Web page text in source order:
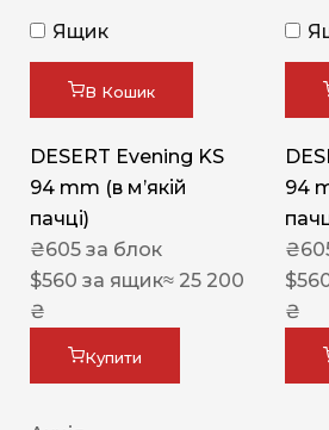
Ящик
В Кошик
DESERT Evening KS
94 mm (в мʼякій
пачці)
₴605 за блок
$560 за ящик≈ 25 200
₴
Купити
94
₴
$
₴